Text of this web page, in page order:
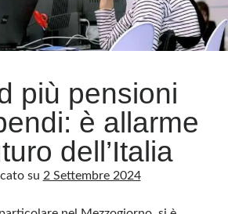
più pensioni
è allarme
dell’Italia
su 2 Settembre 2024